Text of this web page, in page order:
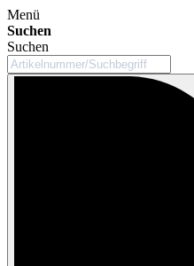
Menü
Suchen
Suchen